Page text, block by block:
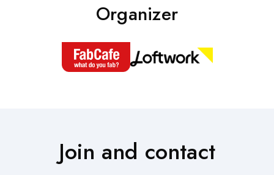
Organizer
Join and contact